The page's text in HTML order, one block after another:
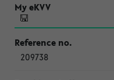
209738